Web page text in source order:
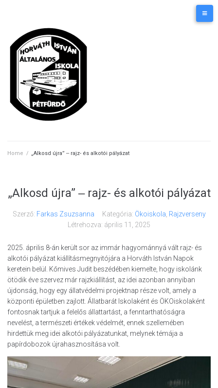
Home / „Alkosd újra” ‒ rajz- és alkotói pályázat
„Alkosd újra” ‒ rajz- és alkotói pályázat
Szerző: Farkas Zsuzsanna Kategória: Ökoiskola Rajzverseny
Létrehozva: április 11, 2025
2025. április 8-án került sor az immár hagyománnyá vált rajz- és
alkotói pályázat kiállításmegnyitójára a Horváth István Napok
keretein belül. Kőmives Judit beszédében kiemelte, hogy iskolánk
ötödik éve szervez már rajzkiállítást, az idei azonban annyiban
újdonság, hogy egy állatvédelmi projektnap része volt, amely a
központi épületben zajlott. Állatbarát Iskolaként és ÖKOiskolaként
fontosnak tartjuk a felelős állattartást, a fenntarthatóságra
nevelést, a természeti értékek védelmét, ennek szellemében
hirdettük meg idei alkotói pályázatunkat, melynek témája a
papírdobozok újrahasznosítása volt.